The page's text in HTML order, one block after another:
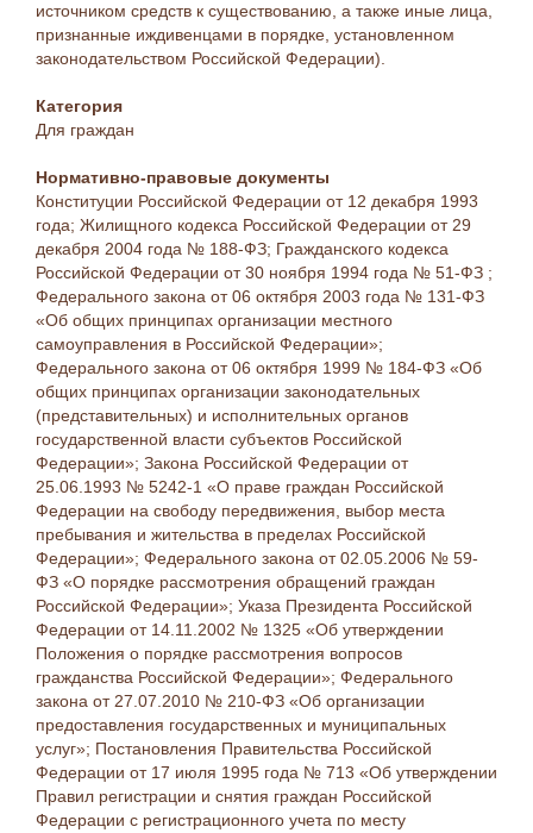
источником средств к существованию, а также иные лица,
признанные иждивенцами в порядке, установленном
законодательством Российской Федерации).
Категория
Для граждан
Нормативно-правовые документы
Конституции Российской Федерации от 12 декабря 1993
года; Жилищного кодекса Российской Федерации от 29
декабря 2004 года № 188-ФЗ; Гражданского кодекса
Российской Федерации от 30 ноября 1994 года № 51-ФЗ ;
Федерального закона от 06 октября 2003 года № 131-ФЗ
«Об общих принципах организации местного
самоуправления в Российской Федерации»;
Федерального закона от 06 октября 1999 № 184-ФЗ «Об
общих принципах организации законодательных
(представительных) и исполнительных органов
государственной власти субъектов Российской
Федерации»; Закона Российской Федерации от
25.06.1993 № 5242-1 «О праве граждан Российской
Федерации на свободу передвижения, выбор места
пребывания и жительства в пределах Российской
Федерации»; Федерального закона от 02.05.2006 № 59-
ФЗ «О порядке рассмотрения обращений граждан
Российской Федерации»; Указа Президента Российской
Федерации от 14.11.2002 № 1325 «Об утверждении
Положения о порядке рассмотрения вопросов
гражданства Российской Федерации»; Федерального
закона от 27.07.2010 № 210-ФЗ «Об организации
предоставления государственных и муниципальных
услуг»; Постановления Правительства Российской
Федерации от 17 июля 1995 года № 713 «Об утверждении
Правил регистрации и снятия граждан Российской
Федерации с регистрационного учета по месту